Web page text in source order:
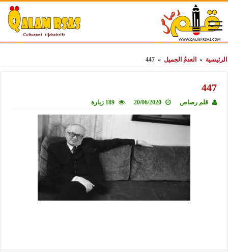
الرئيسية » العدمُ الجميل »
447
447
قلم رصاص 20/06/2020 189 زيارة